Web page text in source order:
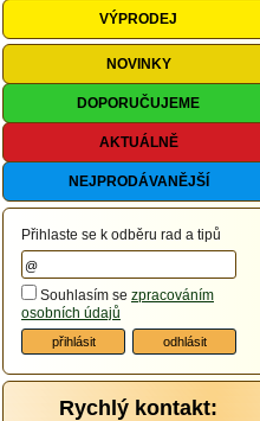
VÝPRODEJ
NOVINKY
DOPORUČUJEME
AKTUÁLNĚ
NEJPRODÁVANĚJŠÍ
Přihlaste se k odběru rad a tipů
Souhlasím se zpracováním
osobních údajů
Rychlý kontakt: